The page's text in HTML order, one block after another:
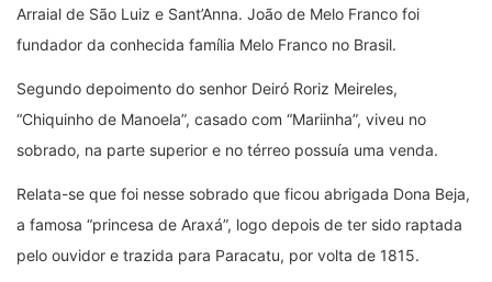
Arraial de São Luiz e Sant’Anna. João de Melo Franco foi
fundador da conhecida família Melo Franco no Brasil.
Segundo depoimento do senhor Deiró Roriz Meireles,
“Chiquinho de Manoela”, casado com “Mariinha”, viveu no
sobrado, na parte superior e no térreo possuía uma venda.
Relata-se que foi nesse sobrado que ficou abrigada Dona Beja,
a famosa “princesa de Araxá”, logo depois de ter sido raptada
pelo ouvidor e trazida para Paracatu, por volta de 1815.